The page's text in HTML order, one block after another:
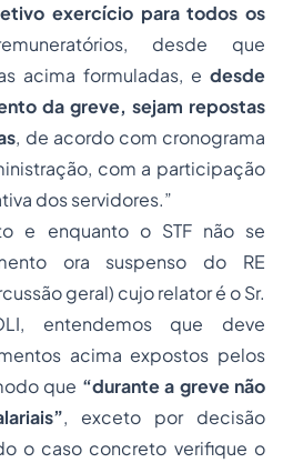
exercício para todos os
desde que
acima formuladas, e desde
da greve, sejam repostas
, de acordo com cronograma
com a participação
dos servidores.”
e enquanto o STF não se
ora suspenso do RE
geral) cujo relator é o Sr.
entendemos que deve
acima expostos pelos
que “durante a greve não
, exceto por decisão
o caso concreto verifique o